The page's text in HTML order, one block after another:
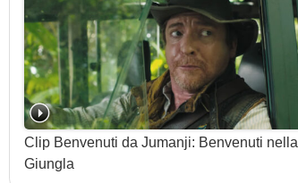
Clip Benvenuti da Jumanji: Benvenuti nella
Giungla